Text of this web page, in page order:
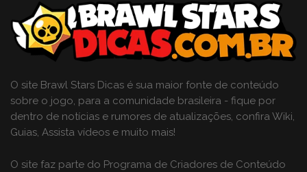
O site Brawl Stars Dicas é sua maior fonte de conteúdo
sobre o jogo, para a comunidade brasileira - fique por
dentro de notícias e rumores de atualizações, confira Wiki,
Guias, Assista vídeos e muito mais!
O site faz parte do Programa de Criadores de Conteúdo